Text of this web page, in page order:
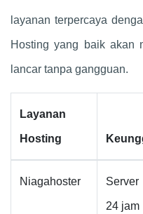
layanan terpercaya
Hosting yang baik akan
lancar tanpa gangguan.
Layanan
Hosting
Niagahoster
24 jam